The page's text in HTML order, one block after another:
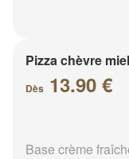
Pizza chèvre
Dès 13.90 €
Base crème